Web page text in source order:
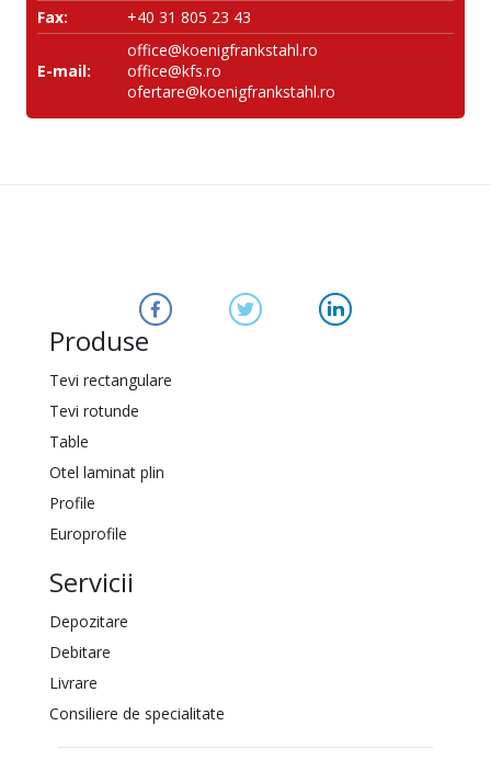
Fax:
+40 31 805 23 43
E-mail:
office@koenigfrankstahl.ro
office@kfs.ro
ofertare@koenigfrankstahl.ro
Produse
Tevi rectangulare
Tevi rotunde
Table
Otel laminat plin
Profile
Europrofile
Servicii
Depozitare
Debitare
Livrare
Consiliere de specialitate